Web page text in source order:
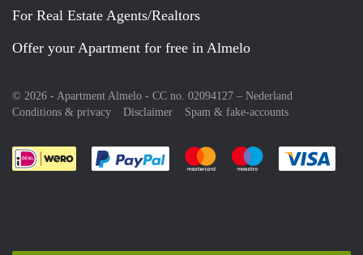
For Real Estate Agents/Realtors
Offer your Apartment for free in Almelo
© 2026 - Apartment Almelo - CC no. 02094127 – Nederland
Conditions & privacy
Disclaimer Spam & fake-accounts
Pay easily with :payment method
Pay easily with :payment
Pay easily with